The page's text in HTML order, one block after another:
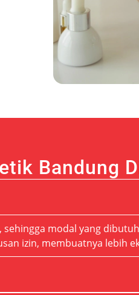
Bandung
modal yang
izin, membuatnya lebih